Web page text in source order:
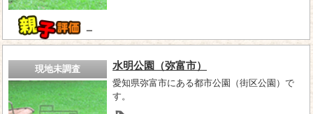
－
現地未調査 水明公園（弥富市）
愛知県弥富市にある都市公園（街区公園）で
す。